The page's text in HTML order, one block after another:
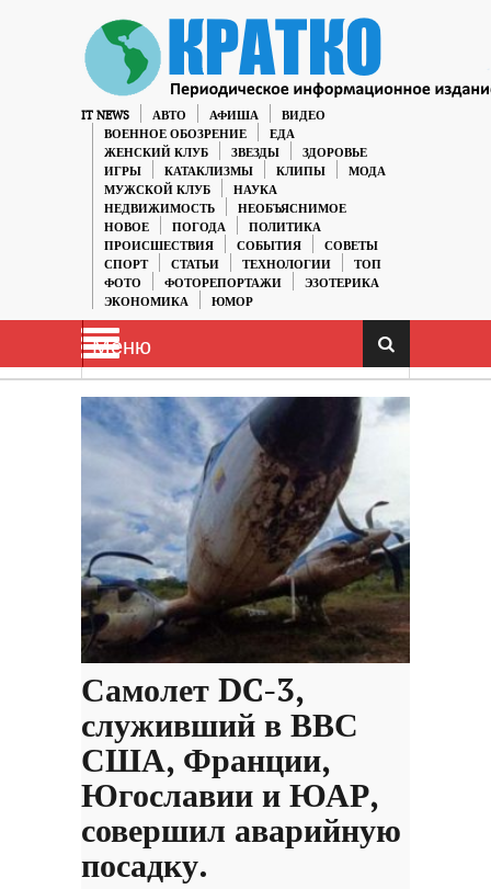
IT NEWS АВТО АФИША
ВИДЕО
ВОЕННОЕ ОБОЗРЕНИЕ
ЕДА
ЖЕНСКИЙ КЛУБ
ЗВЕЗДЫ
ЗДОРОВЬЕ
ИГРЫ
КАТАКЛИЗМЫ КЛИПЫ
МОДА
МУЖСКОЙ КЛУБ
НАУКА
НЕДВИЖИМОСТЬ
НЕОБЪЯСНИМОЕ
НОВОЕ
ПОГОДА
ПОЛИТИКА
ПРОИСШЕСТВИЯ
СОБЫТИЯ
СОВЕТЫ
СПОРТ
СТАТЬИ ТЕХНОЛОГИИ
ТОП
ФОТО
ФОТОРЕПОРТАЖИ
ЭЗОТЕРИКА
ЭКОНОМИКА
ЮМОР
Меню
Самолет DC-3,
служивший в ВВС
США, Франции,
Югославии и ЮАР,
совершил аварийную
посадку.